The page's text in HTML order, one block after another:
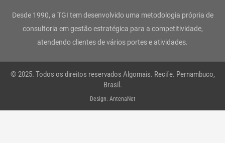
g
r
a
m
o
o
k
-
e
r
d
i
n
b
e
a
p
Desde 1990, a TGI tem desenvolvido uma metodologia própria de
consultoria em gestão estratégica para a competitividade,
atendendo clientes de vários portes e atividades.
© 2025. Todos os direitos reservados Algomais. Recife. Pernambuco,
Brasil.
Design: AntenaNet